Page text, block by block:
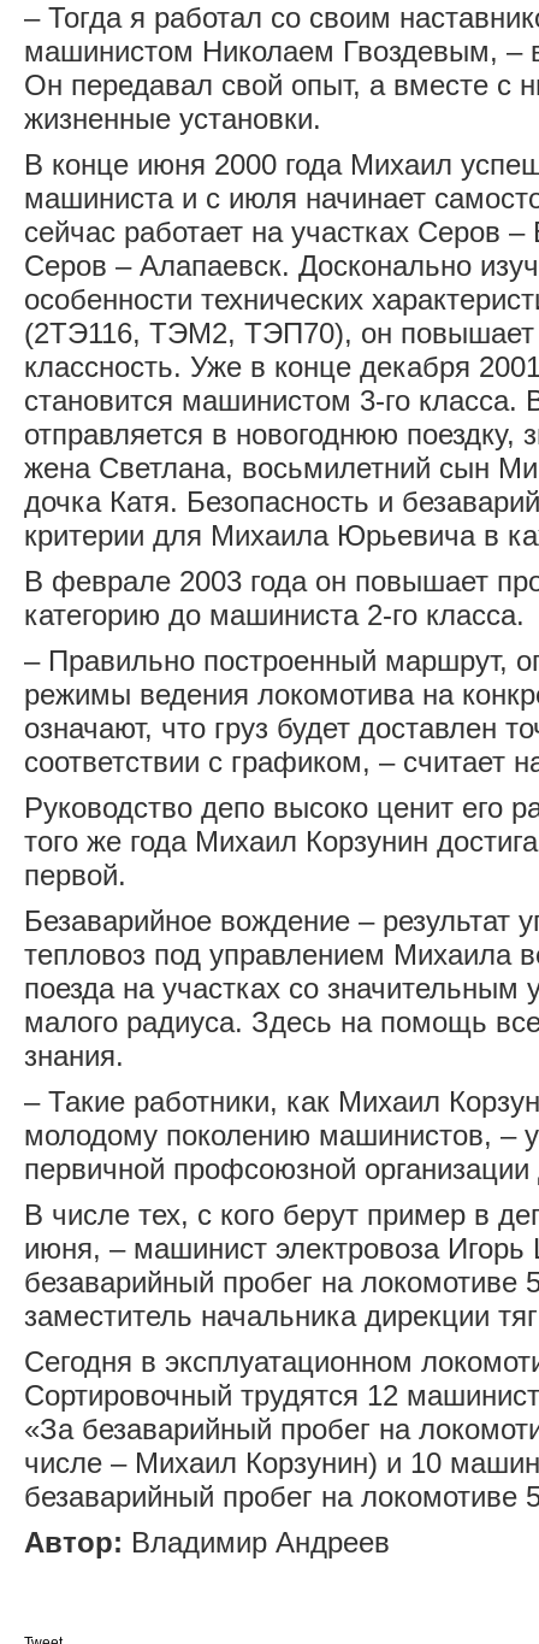
– Тогда я работал со своим
машинистом Николаем Гвоздевым, –
Он передавал свой опыт, а вместе с
жизненные установки.
В конце июня 2000 года Михаил
машиниста и с июля начинает
сейчас работает на участках Серов
Серов – Алапаевск. Досконально
особенности технических
(2ТЭ116, ТЭМ2, ТЭП70), он повышает
классность. Уже в конце декабря
становится машинистом 3-го класса.
отправляется в новогоднюю поездку,
жена Светлана, восьмилетний сын
дочка Катя. Безопасность и
критерии для Михаила Юрьевича в
В феврале 2003 года он повышает
категорию до машиниста 2-го класса.
– Правильно построенный маршрут,
режимы ведения локомотива на
означают, что груз будет доставлен
соответствии с графиком, – считает
Руководство депо высоко ценит его
того же года Михаил Корзунин
первой.
Безаварийное вождение – ­результат
тепловоз под управлением Михаила
поезда на участках со
малого радиуса. Здесь на помощь
знания.
– Такие работники, как Михаил
молодому поколению машинистов, –
первичной профсоюзной
В числе тех, с кого берут пример в
июня, – машинист электровоза
безаварийный пробег на локомотиве
заместитель начальника дирекции
Сегодня в эксплуатационном
Сортировочный трудятся 12
«За безаварийный пробег на
числе – Михаил Корзунин) и 10
безаварийный пробег на локомотиве
Автор: Владимир Андреев